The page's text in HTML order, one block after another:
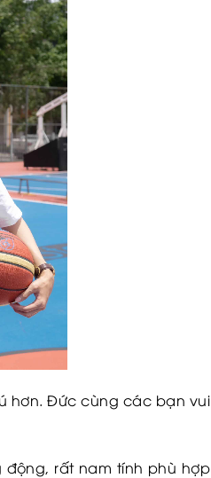
hơn. Đức cùng các bạn vui
động, rất nam tính phù hợp